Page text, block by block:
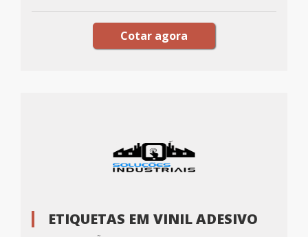
Cotar agora
ETIQUETAS EM VINIL ADESIVO